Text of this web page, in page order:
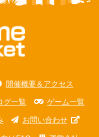
開催概要＆アクセス
グ一覧 ゲーム一覧
お問い合わせ